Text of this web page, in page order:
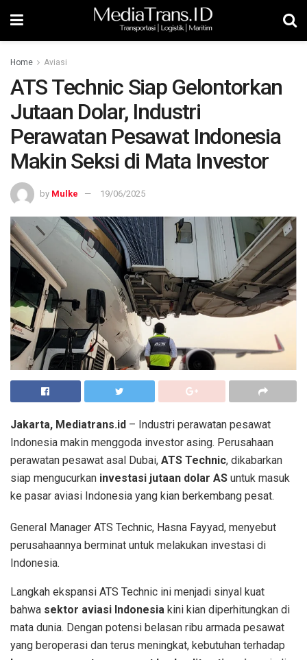
Home Aviasi
ATS Technic Siap Gelontorkan
Jutaan Dolar, Industri
Perawatan Pesawat Indonesia
Makin Seksi di Mata Investor
by Mulke 19/06/2025
Jakarta, Mediatrans.id – Industri perawatan pesawat
Indonesia makin menggoda investor asing. Perusahaan
perawatan pesawat asal Dubai, ATS Technic, dikabarkan
siap mengucurkan investasi jutaan dolar AS untuk masuk
ke pasar aviasi Indonesia yang kian berkembang pesat.
General Manager ATS Technic, Hasna Fayyad, menyebut
perusahaannya berminat untuk melakukan investasi di
Indonesia.
Langkah ekspansi ATS Technic ini menjadi sinyal kuat
bahwa sektor aviasi Indonesia kini kian diperhitungkan di
mata dunia. Dengan potensi belasan ribu armada pesawat
yang beroperasi dan terus meningkat, kebutuhan terhadap